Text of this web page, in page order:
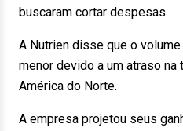
buscaram cortar despesas.
A Nutrien disse que o
menor devido a um atraso na
América do Norte.
A empresa projetou seus